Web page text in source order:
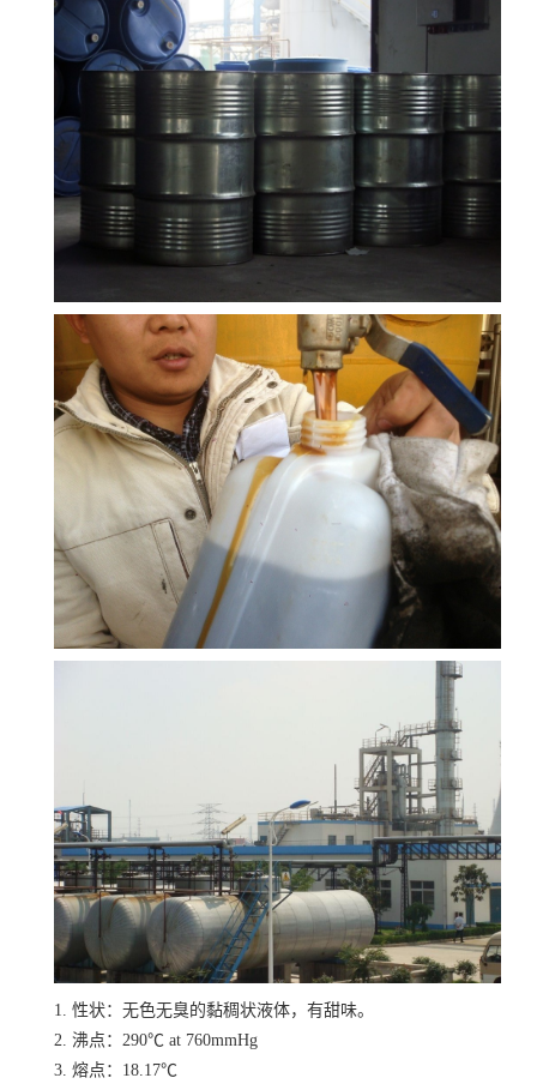
1. 性状：无色无臭的黏稠状液体，有甜味。
2. 沸点：290℃ at 760mmHg
3. 熔点：18.17℃